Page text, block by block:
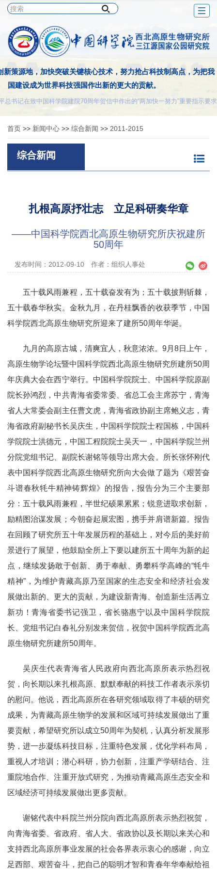
新策源地，加快突破关键核心技术，努力抢占科技制高点，为把我
国建设成为世界科技强国作出新的更大的贡献。
书记在致中国科学院建院70周年贺信中作出的“两加快一努力”重要指示要求
首页 >> 新闻中心 >> 综合新闻 >> 2011-2015
综合新闻
扎根高原抒壮志 立足科研奏华章
——中国科学院西北高原生物研究所庆祝建所
50周年
发布时间：2012-09-10 作者：组织人事处
五十载风雨兼程，五十载奋发有为；五十载披荆斩棘，
五十载春华秋实。金秋九月，在丹桂飘香的收获季节，中国
科学院西北高原生物研究所迎来了建所50周年华诞。
九月的高原古城，清爽宜人，秋意浓浓。9月8日上午，
高原生物学论坛暨中国科学院西北高原生物研究所建所50周
年庆典大会在西宁举行。中国科学院院士、中国科学院原副
院长孙鸿烈，中共青海省委常委、省总工会主席苏宁，青海
省人大常委会副主任曹文虎，青海省政协副主席鲍义志，青
海省政府副秘书长吴庆生，中国科学院院士程国栋，中国科
学院院士洪德元，中国工程院院士吴天一，中国科学院兰州
分院党组书记、副院长谢铭等领导出席大会。所长张怀刚代
表中国科学院西北高原生物研究所向大会做了题为《艰苦奋
斗谱春秋牦牛精神铸辉煌》的报告，报告分为三个主要部
分：五十载风雨兼程，半世纪硕果累累；锐意进取求创新，
励精图治谋发展；今朝奋起展宏图，携手并肩谱新篇。报告
在回顾了研究所五十年发展历程的基础上，对今后的美好前
景进行了展望，他鼓励全所上下要以建所五十周年为新的起
点，继续发扬敢于创新、勇于奉献、勇攀科学高峰的“牦牛
精神”，为维护青藏高原乃至国家的生态安全和经济社会发
展做出新的、更大的贡献，为建设新青海、创造新生活再立
新功！青海省委书记强卫，省长骆惠宁以及中国科学院院
长、党组书记白春礼分别发来贺信，祝贺中国科学院西北高
原生物研究所建所50周年。
吴庆生代表青海省人民政府向西北高原所表示热烈祝
贺，向长期以来扎根高原、默默奉献的科技工作者表示亲切
的慰问。他说，西北高原所在各研究领域取得了丰硕的研究
成果，为青藏高原生物学的发展和区域可持续发展做出了重
要贡献，希望研究所以成立50周年为契机，认真分析发展形
势，进一步凝练科技目标，注重特色发展，优化学科布局，
重视人才培训；潜心科研，协力创新，注重产学研结合、注
重院地合作、注重开放式研究，为推动青藏高原生态安全和
区域经济可持续发展做出更多贡献。
谢铭代表中科院兰州分院向西北高原所表示热烈祝贺，
向青海省委、省政府、省人大、省政协以及长期以来关心和
支持西北高原所事业发展的社会各界表示衷心的感谢，向立
足西部、艰苦奋斗，把自己的聪明才智和青春年华奉献给祖